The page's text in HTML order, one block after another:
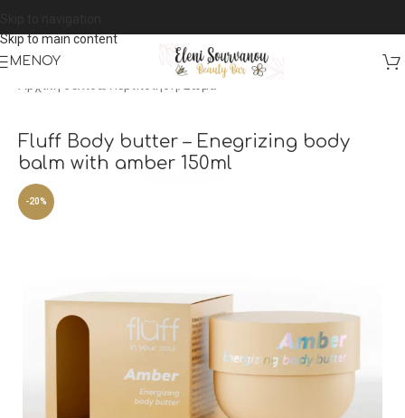
Skip to main content
ΜΕΝΟΎ
Fluff Body butter – Enegrizing body
balm with amber 150ml
-20%